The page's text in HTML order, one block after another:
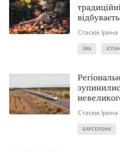
Стасюк Ірина
ЇЖА
Стасюк Ірина
БАРСЕЛОНА